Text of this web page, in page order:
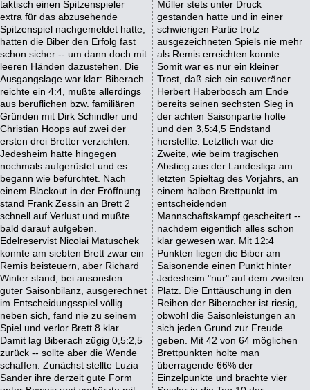
taktisch einen Spitzenspieler
extra für das abzusehende
Spitzenspiel nachgemeldet hatte,
hatten die Biber den Erfolg fast
schon sicher -- um dann doch mit
leeren Händen dazustehen. Die
Ausgangslage war klar: Biberach
reichte ein 4:4, mußte allerdings
aus beruflichen bzw. familiären
Gründen mit Dirk Schindler und
Christian Hoops auf zwei der
ersten drei Bretter verzichten.
Jedesheim hatte hingegen
nochmals aufgerüstet und es
begann wie befürchtet. Nach
einem Blackout in der Eröffnung
stand Frank Zessin an Brett 2
schnell auf Verlust und mußte
bald darauf aufgeben.
Edelreservist Nicolai Matuschek
konnte am siebten Brett zwar ein
Remis beisteuern, aber Richard
Winter stand, bei ansonsten
guter Saisonbilanz, ausgerechnet
im Entscheidungsspiel völlig
neben sich, fand nie zu seinem
Spiel und verlor Brett 8 klar.
Damit lag Biberach zügig 0,5:2,5
zurück -- sollte aber die Wende
schaffen. Zunächst stellte Luzia
Sander ihre derzeit gute Form
Müller stets unter Druck
gestanden hatte und in einer
schwierigen Partie trotz
ausgezeichneten Spiels nie mehr
als Remis erreichten konnte.
Somit war es nur ein kleiner
Trost, daß sich ein souveräner
Herbert Haberbosch am Ende
bereits seinen sechsten Sieg in
der achten Saisonpartie holte
und den 3,5:4,5 Endstand
herstellte. Letztlich war die
Zweite, wie beim tragischen
Abstieg aus der Landesliga am
letzten Spieltag des Vorjahrs, an
einem halben Brettpunkt im
entscheidenden
Mannschaftskampf gescheitert --
nachdem eigentlich alles schon
klar gewesen war. Mit 12:4
Punkten liegen die Biber am
Saisonende einen Punkt hinter
Jedesheim "nur" auf dem zweiten
Platz. Die Enttäuschung in den
Reihen der Biberacher ist riesig,
obwohl die Saisonleistungen an
sich jeden Grund zur Freude
geben. Mit 42 von 64 möglichen
Brettpunkten holte man
überragende 66% der
Einzelpunkte und brachte vier